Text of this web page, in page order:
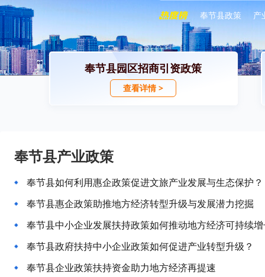
奉节县政策 产
奉节县园区招商引资政策
查看详情 >
奉节县产业政策
奉节县如何利用惠企政策促进文旅产业发展与生态保护？
奉节县惠企政策助推地方经济转型升级与发展潜力挖掘
奉节县中小企业发展扶持政策如何推动地方经济可持续
奉节县政府扶持中小企业政策如何促进产业转型升级？
奉节县企业政策扶持资金助力地方经济再提速